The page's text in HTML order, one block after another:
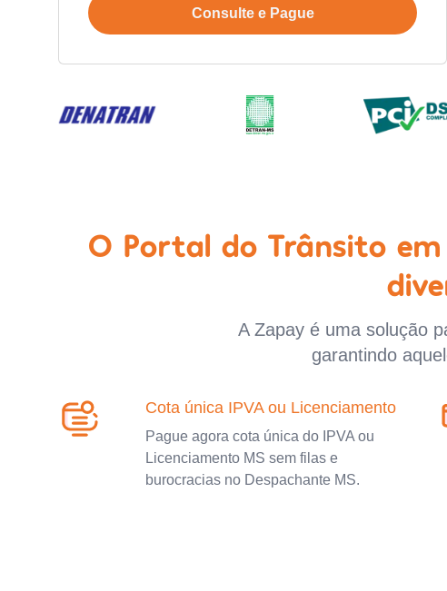
Consulte e Pague
O Portal do Trânsito
A Zapay é uma solução
garantindo
Cota única IPVA ou Licenciamento
Pague agora cota única do IPVA ou
Licenciamento MS sem filas e
burocracias no Despachante MS.